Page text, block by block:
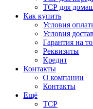
ТСР для
Как купить
Условия
Условия
Гарантия на
Реквизиты
Кредит
Контакты
О компании
Контакты
Ещё
ТСР